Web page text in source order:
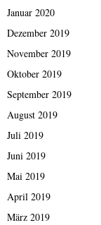
Januar 2020
Dezember 2019
November 2019
Oktober 2019
September 2019
August 2019
Juli 2019
Juni 2019
Mai 2019
April 2019
März 2019